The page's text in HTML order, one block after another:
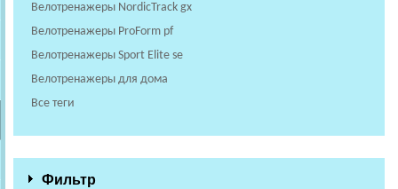
Велотренажеры NordicTrack gx
Велотренажеры ProForm pf
Велотренажеры Sport Elite se
Велотренажеры для дома
Все теги
Фильтр